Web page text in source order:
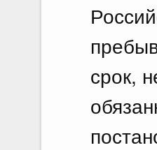
срок,